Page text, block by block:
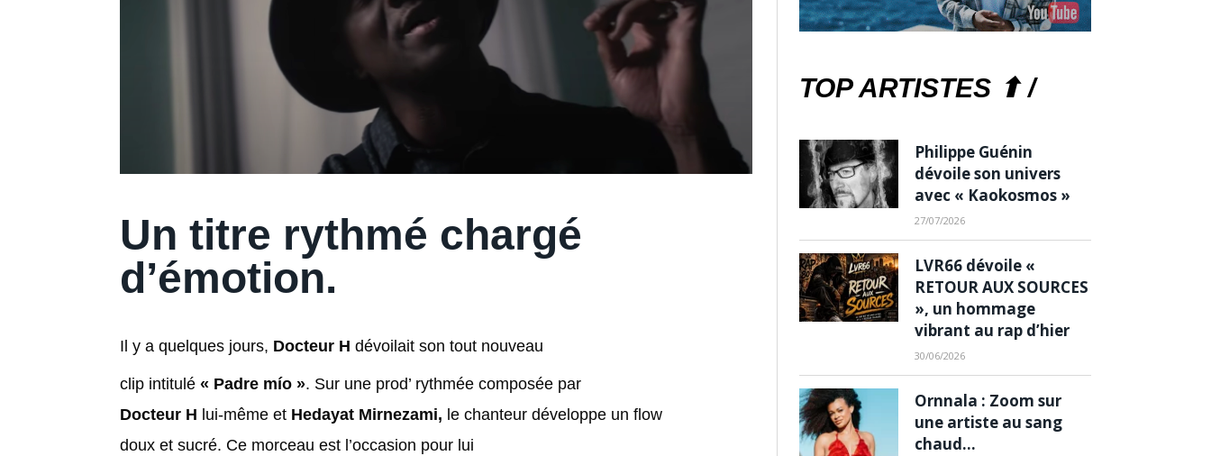
Un titre rythmé chargé
d’émotion.
Il y a quelques jours, Docteur H dévoilait son tout nouveau
clip intitulé « Padre mío ». Sur une prod’ rythmée composée par
Docteur H lui-même et Hedayat Mirnezami, le chanteur développe un flow
doux et sucré. Ce morceau est l’occasion pour lui
TOP ARTISTES ⬆ /
Philippe Guénin
dévoile son univers
avec « Kaokosmos »
27/07/2026
LVR66 dévoile «
RETOUR AUX SOURCES
», un hommage
vibrant au rap d’hier
30/06/2026
Ornnala : Zoom sur
une artiste au sang
chaud…